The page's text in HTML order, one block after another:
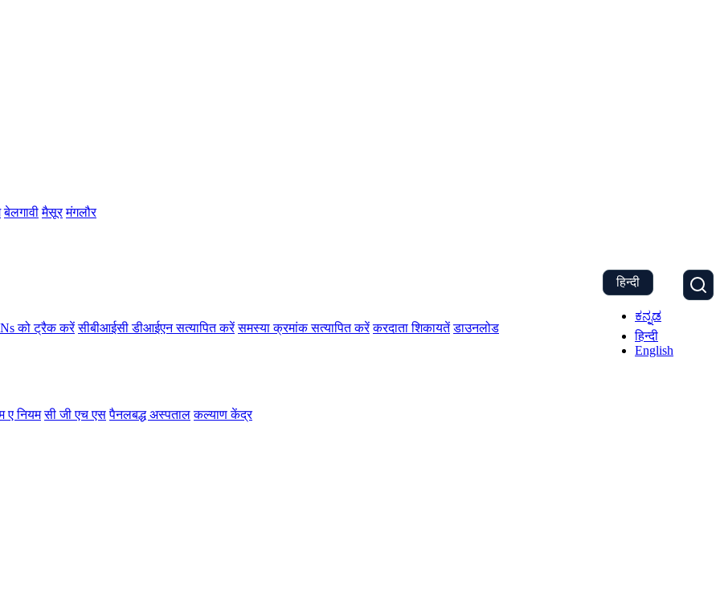
बेलगावी मैसूर मंगलौर
को ट्रैक करें सीबीआईसी डीआईएन सत्यापित करें समस्या क्रमांक सत्यापित करें करदाता शिकायतें डाउनलोड
ए नियम सी जी एच एस पैनलबद्ध अस्पताल कल्याण केंद्र
हिन्दी
ಕನ್ನಡ
हिन्दी
English